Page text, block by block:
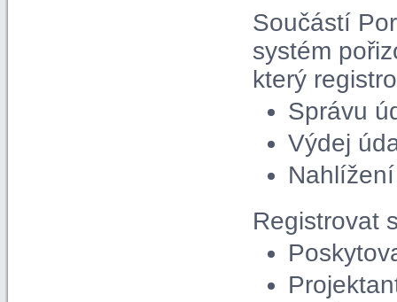
Součástí
systém
který
Správu
Výdej
Registrovat